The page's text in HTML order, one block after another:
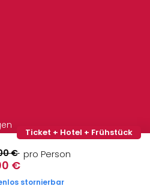
Ticket + Hotel + Frühstück
€
€
pro Person
stornierbar